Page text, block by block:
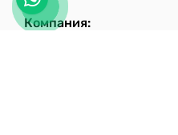
Field
Компания: